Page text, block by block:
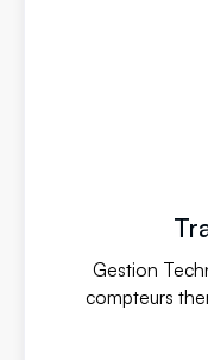
Gestion
compteurs